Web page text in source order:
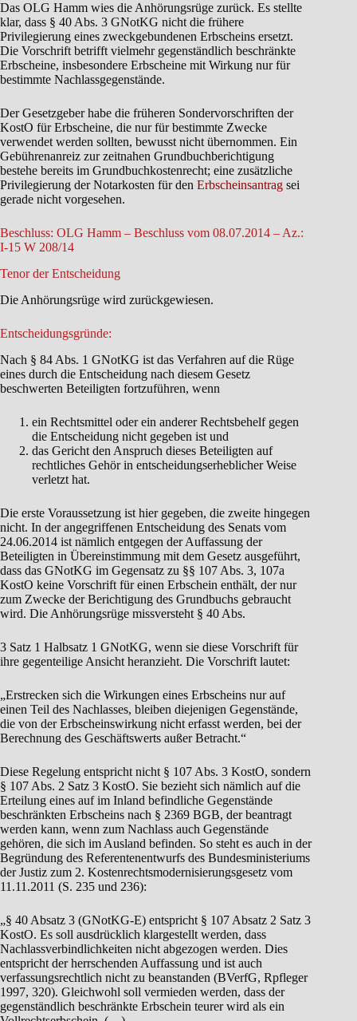
Das OLG Hamm wies die Anhörungsrüge zurück. Es stellte
klar, dass § 40 Abs. 3 GNotKG nicht die frühere
Privilegierung eines zweckgebundenen Erbscheins ersetzt.
Die Vorschrift betrifft vielmehr gegenständlich beschränkte
Erbscheine, insbesondere Erbscheine mit Wirkung nur für
bestimmte Nachlassgegenstände.
Der Gesetzgeber habe die früheren Sondervorschriften der
KostO für Erbscheine, die nur für bestimmte Zwecke
verwendet werden sollten, bewusst nicht übernommen. Ein
Gebührenanreiz zur zeitnahen Grundbuchberichtigung
bestehe bereits im Grundbuchkostenrecht; eine zusätzliche
Privilegierung der Notarkosten für den Erbscheinsantrag sei
gerade nicht vorgesehen.
Beschluss: OLG Hamm – Beschluss vom 08.07.2014 – Az.:
I-15 W 208/14
Tenor der Entscheidung
Die Anhörungsrüge wird zurückgewiesen.
Entscheidungsgründe:
Nach § 84 Abs. 1 GNotKG ist das Verfahren auf die Rüge
eines durch die Entscheidung nach diesem Gesetz
beschwerten Beteiligten fortzuführen, wenn
ein Rechtsmittel oder ein anderer Rechtsbehelf gegen
die Entscheidung nicht gegeben ist und
das Gericht den Anspruch dieses Beteiligten auf
rechtliches Gehör in entscheidungserheblicher Weise
verletzt hat.
Die erste Voraussetzung ist hier gegeben, die zweite hingegen
nicht. In der angegriffenen Entscheidung des Senats vom
24.06.2014 ist nämlich entgegen der Auffassung der
Beteiligten in Übereinstimmung mit dem Gesetz ausgeführt,
dass das GNotKG im Gegensatz zu §§ 107 Abs. 3, 107a
KostO keine Vorschrift für einen Erbschein enthält, der nur
zum Zwecke der Berichtigung des Grundbuchs gebraucht
wird. Die Anhörungsrüge missversteht § 40 Abs.
3 Satz 1 Halbsatz 1 GNotKG, wenn sie diese Vorschrift für
ihre gegenteilige Ansicht heranzieht. Die Vorschrift lautet:
„Erstrecken sich die Wirkungen eines Erbscheins nur auf
einen Teil des Nachlasses, bleiben diejenigen Gegenstände,
die von der Erbscheinswirkung nicht erfasst werden, bei der
Berechnung des Geschäftswerts außer Betracht.“
Diese Regelung entspricht nicht § 107 Abs. 3 KostO, sondern
§ 107 Abs. 2 Satz 3 KostO. Sie bezieht sich nämlich auf die
Erteilung eines auf im Inland befindliche Gegenstände
beschränkten Erbscheins nach § 2369 BGB, der beantragt
werden kann, wenn zum Nachlass auch Gegenstände
gehören, die sich im Ausland befinden. So steht es auch in der
Begründung des Referentenentwurfs des Bundesministeriums
der Justiz zum 2. Kostenrechtsmodernisierungsgesetz vom
11.11.2011 (S. 235 und 236):
„§ 40 Absatz 3 (GNotKG-E) entspricht § 107 Absatz 2 Satz 3
KostO. Es soll ausdrücklich klargestellt werden, dass
Nachlassverbindlichkeiten nicht abgezogen werden. Dies
entspricht der herrschenden Auffassung und ist auch
verfassungsrechtlich nicht zu beanstanden (BVerfG, Rpfleger
1997, 320). Gleichwohl soll vermieden werden, dass der
gegenständlich beschränkte Erbschein teurer wird als ein